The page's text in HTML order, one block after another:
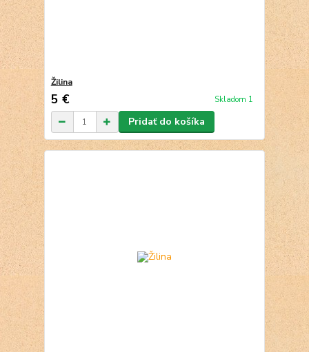
Žilina
5 € Skladom 1
Pridať do košíka